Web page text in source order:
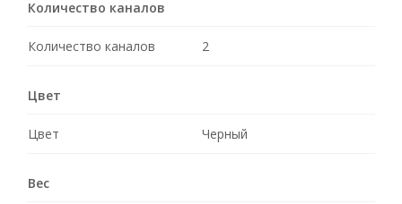
Количество каналов
Количество каналов 2
Цвет
Цвет Черный
Вес